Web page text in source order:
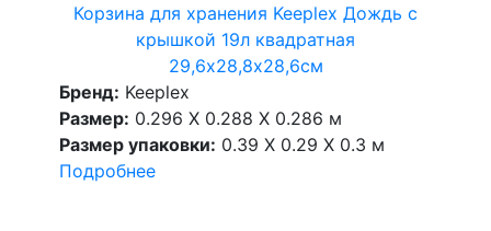
Корзина для хранения Keeplex Дождь с
крышкой 19л квадратная
29,6х28,8х28,6см
Бренд: Keeplex
Размер: 0.296 X 0.288 X 0.286 м
Размер упаковки: 0.39 X 0.29 X 0.3 м
Подробнее